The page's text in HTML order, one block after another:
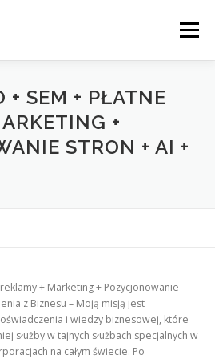
Menu
ZYSKUJESZ ?
KURSY BLOG SKLEP
+ SEM + PŁATNE
+
STRON + AI +
reklamy + Marketing + Pozycjonowanie
z Biznesu – Moją misją jest
i wiedzy biznesowej, które
służby w tajnych służbach specjalnych w
na całym świecie. Po